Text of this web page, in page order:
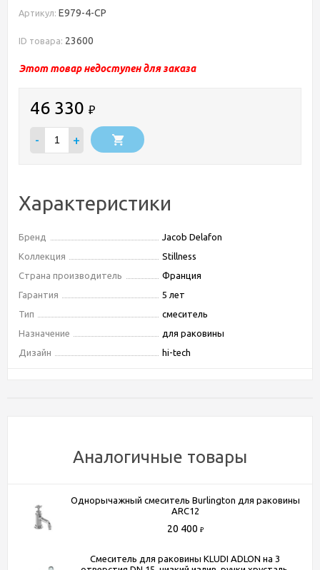
Артикул: E979-4-CP
ID товара: 23600
Этот товар недоступен для заказа
46 330 ₽
- +
Характеристики
Бренд
Jacob Delafon
Коллекция
Stillness
Страна производитель
Франция
Гарантия
5 лет
Тип
смеситель
Назначение
для раковины
Дизайн
hi-tech
Тип подводки
традиционная
Механизм
керамический картридж
Длина излива
13.2
Аналогичные товары
Однорычажный смеситель Burlington для раковины
ARC12
20 400 ₽
Смеситель для раковины KLUDI ADLON на 3